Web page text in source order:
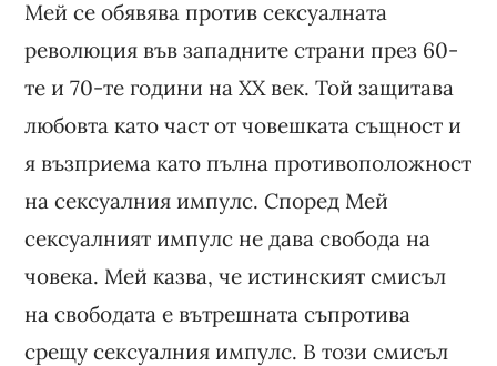
Мей се обявява против сексуалната
революция във западните страни през 60-
те и 70-те години на ХХ век. Той защитава
любовта като част от човешката същност и
я възприема като пълна противоположност
на сексуалния импулс. Според Мей
сексуалният импулс не дава свобода на
човека. Мей казва, че истинският смисъл
на свободата е вътрешната съпротива
срещу сексуалния импулс. В този смисъл